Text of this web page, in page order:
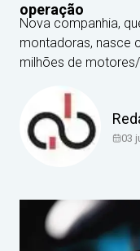
operação
Nova companhia,
montadoras, nasce
milhões de
03